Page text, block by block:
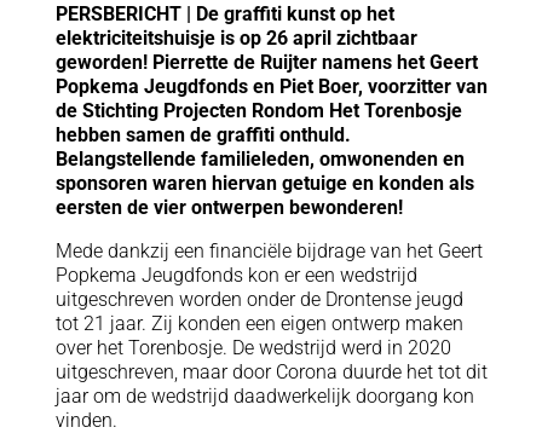
PERSBERICHT | De graffiti kunst op het
elektriciteitshuisje is op 26 april zichtbaar
geworden! Pierrette de Ruijter namens het Geert
Popkema Jeugdfonds en Piet Boer, voorzitter van
de Stichting Projecten Rondom Het Torenbosje
hebben samen de graffiti onthuld.
Belangstellende familieleden, omwonenden en
sponsoren waren hiervan getuige en konden als
eersten de vier ontwerpen bewonderen!
Mede dankzij een financiële bijdrage van het Geert
Popkema Jeugdfonds kon er een wedstrijd
uitgeschreven worden onder de Drontense jeugd
tot 21 jaar. Zij konden een eigen ontwerp maken
over het Torenbosje. De wedstrijd werd in 2020
uitgeschreven, maar door Corona duurde het tot dit
jaar om de wedstrijd daadwerkelijk doorgang kon
vinden.